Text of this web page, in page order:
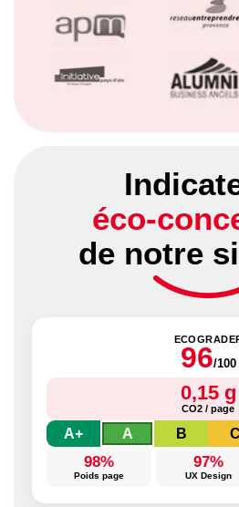
éco-
de notre
96/100
0,15 g
CO2 / page
A+ A B C
98%
Poids page
97%
UX Design